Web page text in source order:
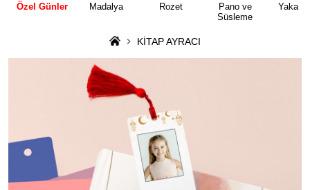
Özel Günler Madalya Rozet
Pano ve
Süsleme
Yaka
KİTAP AYRACI